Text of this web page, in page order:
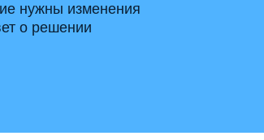
нужны изменения
о решении